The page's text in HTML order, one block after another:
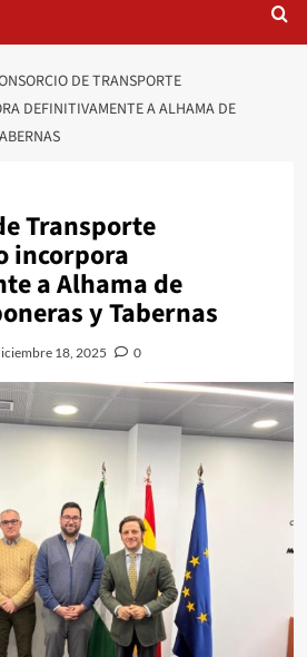
DE TRANSPORTE
DEFINITIVAMENTE A ALHAMA DE
Transporte
incorpora
a Alhama de
y Tabernas
18, 2025 0